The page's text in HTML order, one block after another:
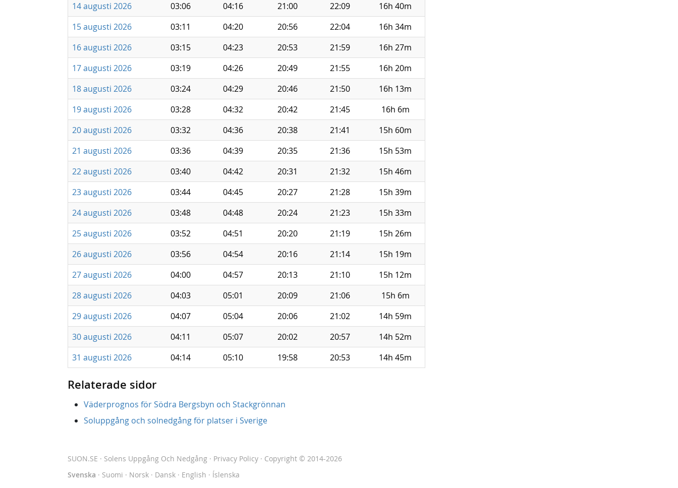
14 augusti 2026
03:06 04:16 21:00 22:09
16h 40m
15 augusti 2026
03:11 04:20 20:56 22:04
16h 34m
16 augusti 2026
03:15 04:23 20:53 21:59
16h 27m
17 augusti 2026
03:19 04:26 20:49 21:55
16h 20m
18 augusti 2026
03:24 04:29 20:46 21:50
16h 13m
19 augusti 2026
03:28 04:32 20:42 21:45
16h 6m
20 augusti 2026
03:32 04:36 20:38 21:41
15h 60m
21 augusti 2026
03:36 04:39 20:35 21:36
15h 53m
22 augusti 2026
03:40 04:42 20:31 21:32
15h 46m
23 augusti 2026
03:44 04:45 20:27 21:28
15h 39m
24 augusti 2026
03:48 04:48 20:24 21:23
15h 33m
25 augusti 2026
03:52 04:51 20:20 21:19
15h 26m
26 augusti 2026
03:56 04:54 20:16 21:14
15h 19m
27 augusti 2026
04:00 04:57 20:13 21:10
15h 12m
28 augusti 2026
04:03 05:01 20:09 21:06
15h 6m
29 augusti 2026
04:07 05:04 20:06 21:02
14h 59m
30 augusti 2026
04:11 05:07 20:02 20:57
14h 52m
31 augusti 2026
04:14 05:10 19:58 20:53 14h 45m
Relaterade sidor
Väderprognos för Södra Bergsbyn och Stackgrönnan
Soluppgång och solnedgång för platser i Sverige
SUON.SE · Solens Uppgång Och Nedgång · Privacy Policy · Copyright © 2014-2026
Svenska · Suomi · Norsk · Dansk · English · Íslenska